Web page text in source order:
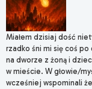
Miałem dzisiaj dość
rzadko śni mi się coś po
na dworze z żoną i
w mieście. W głowie/
wcześniej wspominali